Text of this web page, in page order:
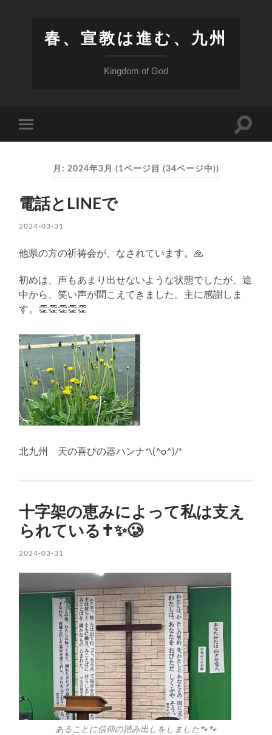
春、宣教は進む、九州
Kingdom of God
モ
バ
ー
を
切
り
え
る
検
月: 2024年3月 (1ページ目 (34ページ中))
電話とLINEで
2024-03-31
他県の方の祈祷会が、なされています。🙏
初めは、声もあまり出せないような状態でしたが、途
中から、笑い声が聞こえてきました。主に感謝しま
す。👏👏👏👏👏
北九州 天の喜びの器ハンナ*\(^o^)/*
十字架の恵みによって私は支え
られている✝️✨🥲
2024-03-31
あることに信仰の踏み出しをしました🐾🐾